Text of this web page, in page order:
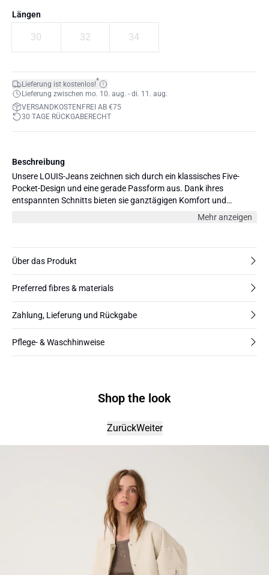
Längen
30 32 34
Lieferung ist kostenlos!*
Lieferung zwischen mo. 10. aug. - di. 11. aug.
VERSANDKOSTENFREI AB €75
30 TAGE RÜCKGABERECHT
Beschreibung
Unsere LOUIS-Jeans zeichnen sich durch ein klassisches Five-
Pocket-Design und eine gerade Passform aus. Dank ihres
entspannten Schnitts bieten sie ganztägigen Komfort und
vielseitigen Stil, perfekt für legere oder gehobene Looks. Aus BCI-
Komfort. Erhältlich in verschiedenen Farben und drei Längen: 30",
32" und 34".
Mehr anzeigen
Über das Produkt
Preferred fibres & materials
Zahlung, Lieferung und Rückgabe
Pflege- & Waschhinweise
Shop the look
ZurückWeiter